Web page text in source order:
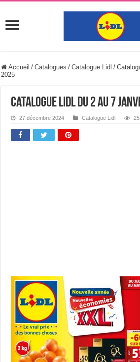
Accueil / Catalogues / Catalogue Lidl /
2025
Catalogue Lidl Du 2 Au 7
27 décembre 2024 Catalogue Lidl